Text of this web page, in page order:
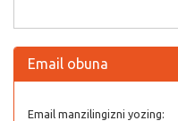
Email obuna
Email manzilingizni yozing: